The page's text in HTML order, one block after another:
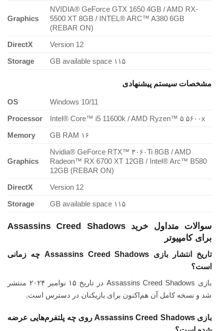
NVIDIA® GeForce GTX 1650 4GB / AMD RX-
5500 XT 8GB / INTEL® ARC™ A380 6GB
(REBAR ON)
Graphics
Version 12
DirectX
۱۱۵ GB available space
Storage
مشخصات سیستم پیشنهادی
Windows 10/11
OS
Intel® Core™ i5 11600k / AMD Ryzen™ ۵ ۵۶۰۰x
Processor
۱۶ GB RAM
Memory
Nvidia® GeForce RTX™ ۳۰۶۰Ti 8GB / AMD
Radeon™ RX 6700 XT 12GB / Intel® Arc™ B580
12GB (REBAR ON)
Graphics
Version 12
DirectX
۱۱۵ GB available space
Storage
سوالات متداول خرید Assassins Creed Shadows
برای کامپیوتر
تاریخ انتشار بازی Assassins Creed Shadows چه زمانی
است؟
بازی Assassins Creed Shadows در تاریخ ۱۵ نوامبر ۲۰۲۴ منتشر
شد و نسخه کامل آن هم‌اکنون برای بازیکنان در دسترس است.
بازی Assassins Creed Shadows روی چه پلتفرم‌هایی عرضه